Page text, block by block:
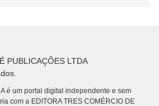
PUBLICAÇÕES LTDA
é um portal digital independente e sem
com a EDITORA TRES COMÉRCIO DE